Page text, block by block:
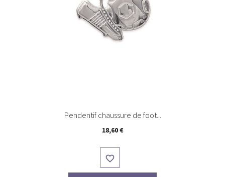
Pendentif chaussure de foot...
Prix
18,60 €
